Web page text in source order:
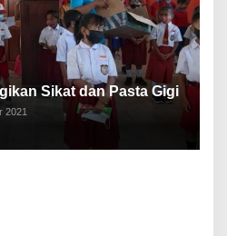
Sikat dan Pasta Gigi
2021